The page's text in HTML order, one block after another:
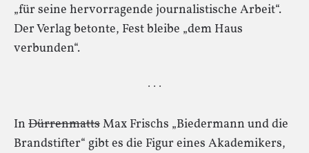
„für seine hervorragende journalistische Arbeit“.
Der Verlag betonte, Fest bleibe „dem Haus
verbunden“.
· · ·
In DürrenmattsMax Frischs „Biedermann und die
Brandstifter“ gibt es die Figur eines Akademikers,